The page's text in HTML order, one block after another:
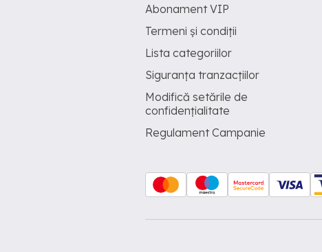
Abonament VIP
Termeni și condiții
Lista categoriilor
Siguranța tranzacțiilor
Modifică setările de
confidențialitate
Regulament Campanie